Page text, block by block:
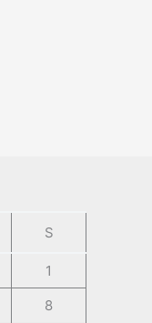
S
1
8